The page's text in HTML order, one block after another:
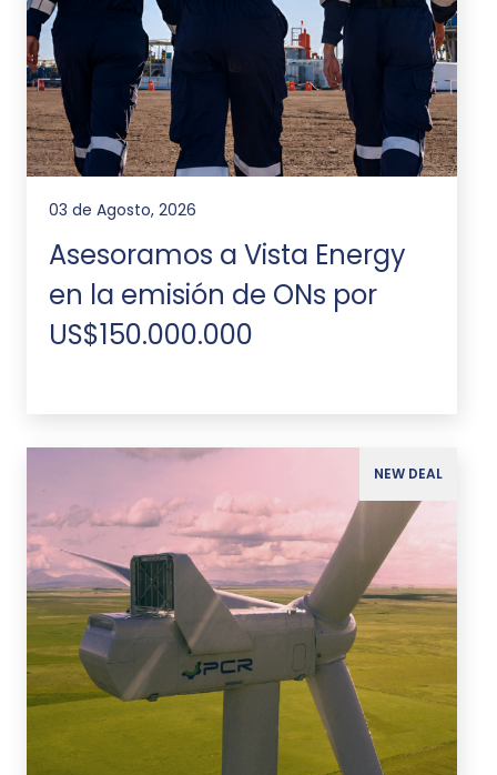
03 de Agosto, 2026
Asesoramos a Vista Energy
en la emisión de ONs por
US$150.000.000
NEW DEAL